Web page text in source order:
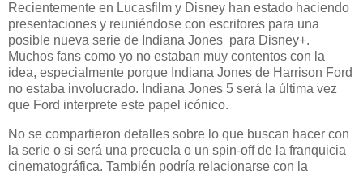
Recientemente en Lucasfilm y Disney han estado haciendo
presentaciones y reuniéndose con escritores para una
posible nueva serie de Indiana Jones para Disney+.
Muchos fans como yo no estaban muy contentos con la
idea, especialmente porque Indiana Jones de Harrison Ford
no estaba involucrado. Indiana Jones 5 será la última vez
que Ford interprete este papel icónico.
No se compartieron detalles sobre lo que buscan hacer con
la serie o si será una precuela o un spin-off de la franquicia
cinematográfica. También podría relacionarse con la